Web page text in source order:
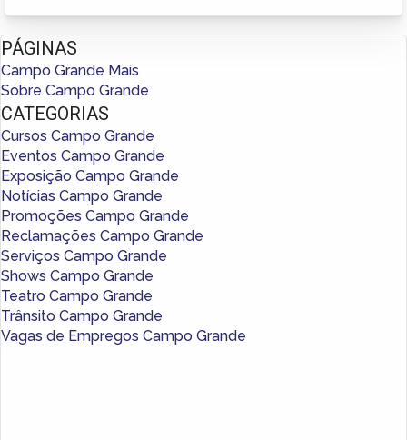
PÁGINAS
Campo Grande Mais
Sobre Campo Grande
CATEGORIAS
Cursos Campo Grande
Eventos Campo Grande
Exposição Campo Grande
Notícias Campo Grande
Promoções Campo Grande
Reclamações Campo Grande
Serviços Campo Grande
Shows Campo Grande
Teatro Campo Grande
Trânsito Campo Grande
Vagas de Empregos Campo Grande